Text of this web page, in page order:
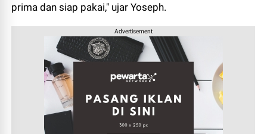
prima dan siap pakai," ujar Yoseph.
Advertisement